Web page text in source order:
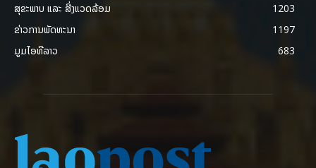
ສຸຂະພາບ ແລະ ສີ່ງແວດລ້ອມ
1203
ຂ່າວການພັດທະນາ
1197
ມູມໄອທີລາວ
683